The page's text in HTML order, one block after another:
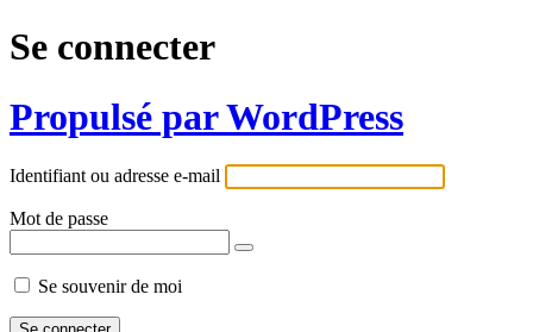
Se connecter
Propulsé par WordPress
Identifiant ou adresse e-mail
Mot de passe
Se souvenir de moi